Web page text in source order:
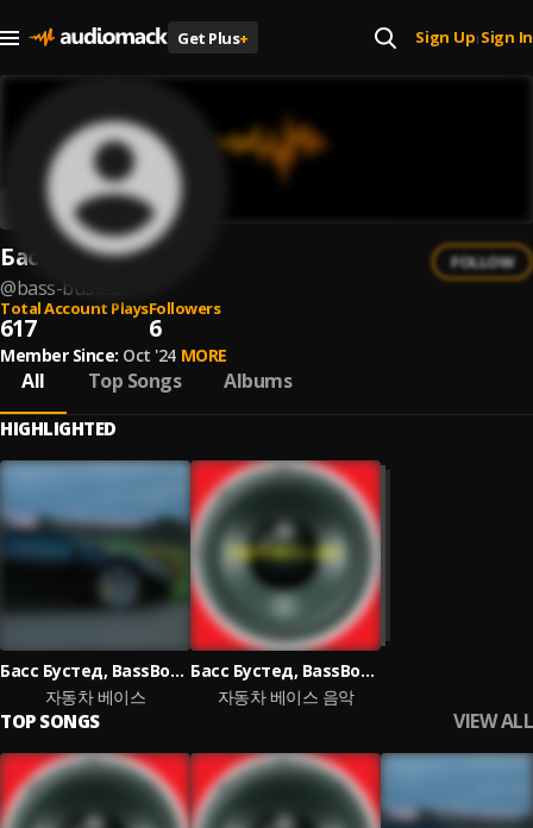
Get Plus+ Sign Up| Sign In
Басс Бустед
@bass-busted
FOLLOW
Total Account Plays
617
Followers
6
Member Since: Oct '24 MORE
All Top Songs Albums
HIGHLIGHTED
Басс Бустед, BassBoost, Music For Drive, Bass Boosted 4K
자동차 베이스
Басс Бустед, BassBoost
자동차 베이스 음악
TOP SONGS VIEW ALL